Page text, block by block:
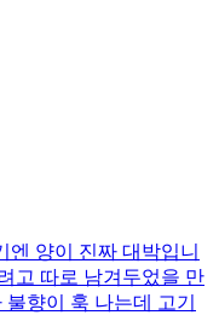
양이 진짜 대박입니
고 따로 남겨두었을 만
향이 훅 나는데 고기